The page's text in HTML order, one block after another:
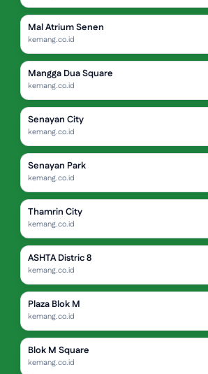
Mal Atrium Senen
kemang.co.id
Mangga Dua Square
kemang.co.id
Senayan City
kemang.co.id
Senayan Park
kemang.co.id
Thamrin City
kemang.co.id
ASHTA Distric 8
kemang.co.id
Plaza Blok M
kemang.co.id
Blok M Square
kemang.co.id